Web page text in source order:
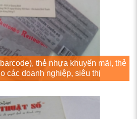
thẻ nhựa khuyến mãi, thẻ
các doanh nghiệp, siêu thị